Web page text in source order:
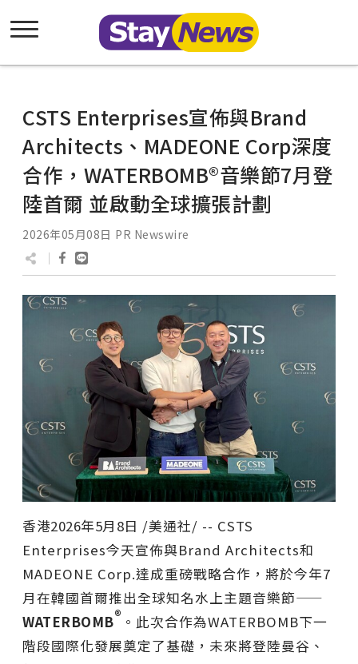
CSTS Enterprises宣佈與Brand
Architects、MADEONE Corp深度
合作，WATERBOMB®音樂節7月登
陸首爾 並啟動全球擴張計劃
2026年05月08日 PR Newswire
香港2026年5月8日 /美通社/ -- CSTS
Enterprises今天宣佈與Brand Architects和
MADEONE Corp.達成重磅戰略合作，將於今年7
月在韓國首爾推出全球知名水上主題音樂節——
WATERBOMB® 。此次合作為WATERBOMB下一
階段國際化發展奠定了基礎，未來將登陸曼谷、